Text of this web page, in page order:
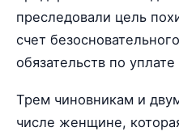
преследовали цель
счет
обязательств по
Трем чиновникам и
числе женщине,